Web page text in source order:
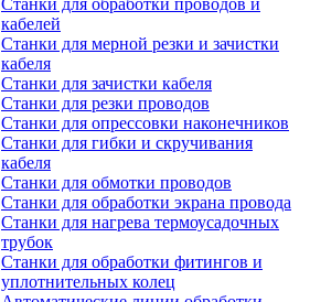
Станки для обработки проводов и
кабелей
Станки для мерной резки и зачистки
кабеля
Станки для зачистки кабеля
Станки для резки проводов
Станки для опрессовки наконечников
Станки для гибки и скручивания
кабеля
Станки для обмотки проводов
Станки для обработки экрана провода
Станки для нагрева термоусадочных
трубок
Станки для обработки фитингов и
уплотнительных колец